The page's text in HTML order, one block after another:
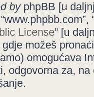
byphpBB [u
License” [u
gdje možeš
omogućava
odgovorna za,